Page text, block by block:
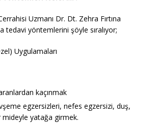
Uzmanı Dr. Dt. Zehra Fırtına
tedavi yöntemlerini şöyle sıralıyor;
Uygulamaları
kaçınmak
egzersizleri, nefes egzersizi, duş,
yatağa girmek.